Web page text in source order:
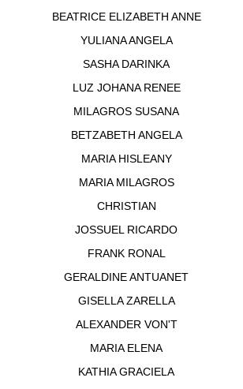
BEATRICE ELIZABETH ANNE
YULIANA ANGELA
SASHA DARINKA
LUZ JOHANA RENEE
MILAGROS SUSANA
BETZABETH ANGELA
MARIA HISLEANY
MARIA MILAGROS
CHRISTIAN
JOSSUEL RICARDO
FRANK RONAL
GERALDINE ANTUANET
GISELLA ZARELLA
ALEXANDER VON'T
MARIA ELENA
KATHIA GRACIELA